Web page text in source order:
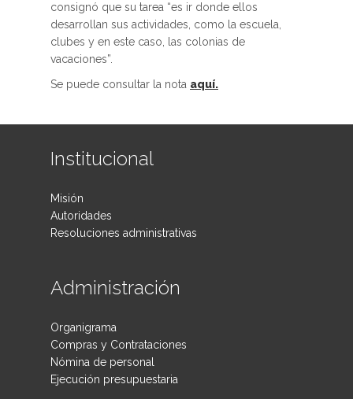
consignó que su tarea “es ir donde ellos
desarrollan sus actividades, como la escuela,
clubes y en este caso, las colonias de
vacaciones”.
Se puede consultar la nota aquí.
Institucional
Misión
Autoridades
Resoluciones administrativas
Administración
Organigrama
Compras y Contrataciones
Nómina de personal
Ejecución presupuestaria